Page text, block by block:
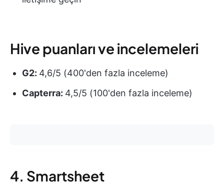
Hive puanları ve incelemeleri
G2: 4,6/5 (400'den fazla inceleme)
Capterra: 4,5/5 (100'den fazla inceleme)
4. Smartsheet